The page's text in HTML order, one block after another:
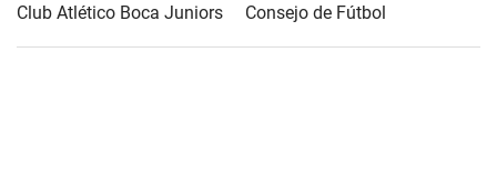
Club Atlético Boca Juniors
Consejo de Fútbol